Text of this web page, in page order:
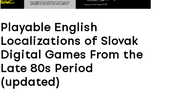
Playable English
Localizations of Slovak
Digital Games From the
Late 80s Period
(updated)